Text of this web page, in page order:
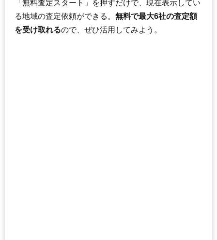
「無料査定スタート」を押すだけで、現在表示してい
る地域の査定依頼ができる。 無料で最大6社の査定額
を受け取れるので、ぜひ活用してみよう。